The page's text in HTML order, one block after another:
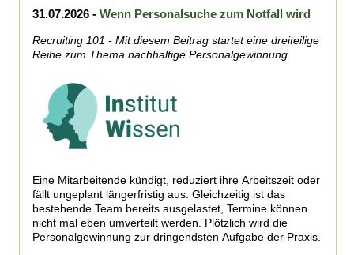
31.07.2026 - Wenn Personalsuche zum Notfall wird
Recruiting 101 - Mit diesem Beitrag startet eine dreiteilige
Reihe zum Thema nachhaltige Personalgewinnung.
Eine Mitarbeitende kündigt, reduziert ihre Arbeitszeit oder
fällt ungeplant längerfristig aus. Gleichzeitig ist das
bestehende Team bereits ausgelastet, Termine können
nicht mal eben umverteilt werden. Plötzlich wird die
Personalgewinnung zur dringendsten Aufgabe der Praxis.